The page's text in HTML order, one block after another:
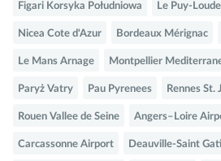
Figari Korsyka Południowa Le Puy-
Nicea Cote d'Azur Bordeaux Mérignac
Le Mans Arnage Montpellier
Paryż Vatry Pau Pyrenees Rennes St.
Rouen Vallee de Seine Angers–Loire
Carcassonne Airport Deauville-Saint